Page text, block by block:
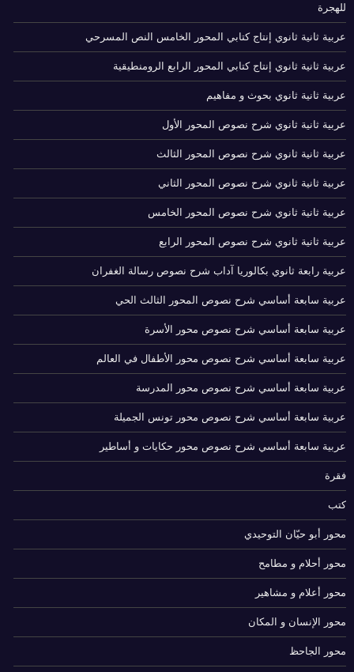
للهجرة
عربية ثانية ثانوي إنتاج كتابي المحور الخامس النص المسرحي
عربية ثانية ثانوي إنتاج كتابي المحور الرابع الرومنطيقية
عربية ثانية ثانوي بحوث و مفاهيم
عربية ثانية ثانوي شرح نصوص المحور الأول
عربية ثانية ثانوي شرح نصوص المحور الثالث
عربية ثانية ثانوي شرح نصوص المحور الثاني
عربية ثانية ثانوي شرح نصوص المحور الخامس
عربية ثانية ثانوي شرح نصوص المحور الرابع
عربية رابعة ثانوي بكالوريا آداب شرح نصوص رسالة الغفران
عربية سابعة أساسي شرح نصوص المحور الثالث الحي
عربية سابعة أساسي شرح نصوص محور الأسرة
عربية سابعة أساسي شرح نصوص محور الأطفال في العالم
عربية سابعة أساسي شرح نصوص محور المدرسة
عربية سابعة أساسي شرح نصوص محور تونس الجميلة
عربية سابعة أساسي شرح نصوص محور حكايات و أساطير
فقرة
كتب
محور أبو حيّان التوحيدي
محور أحلام و مطامح
محور أعلام و مشاهير
محور الإنسان و المكان
محور الجاحظ